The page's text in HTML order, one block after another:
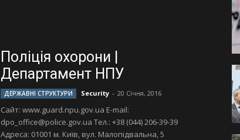
Поліція охорони |
Департамент НПУ
ДЕРЖАВНІ СТРУКТУРИ Security - 20 Січня, 2016
Сайт: www.guard.npu.gov.ua Е-mail:
dpo_office@police.gov.ua Тел.: +38 (044) 206-39-39
Адреса: 01001 м. Київ, вул. Малопідвальна, 5